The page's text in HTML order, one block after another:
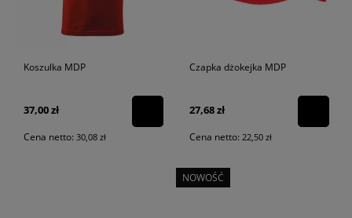
Koszulka MDP
37,00 zł
Cena netto: 30,08 zł
Czapka dżokejka MDP
27,68 zł
Cena netto: 22,50 zł
NOWOŚĆ